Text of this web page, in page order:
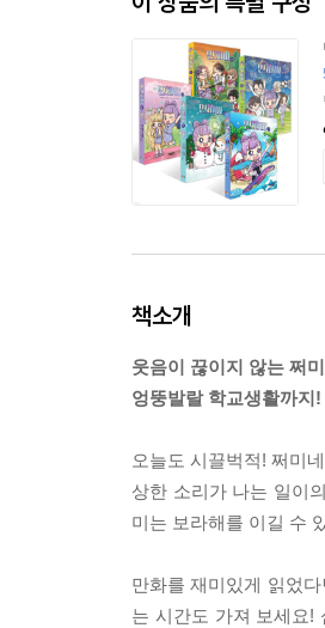
책소개
웃음이 끊이지 않는 쩌
엉뚱발랄 학교생활까지
오늘도 시끌벅적! 쩌미
상한 소리가 나는 일이
미는 보라해를 이길 수
만화를 재미있게 읽었
는 시간도 가져 보세요!